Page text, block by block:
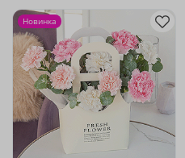
Новинка